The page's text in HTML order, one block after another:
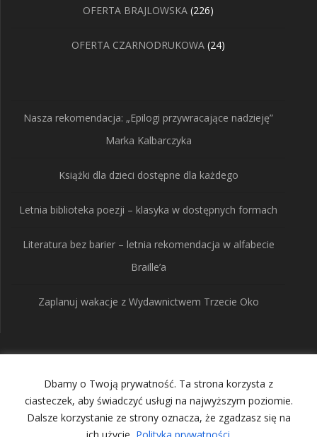
Dbamy o Twoją prywatność. Ta strona korzysta z
ciasteczek, aby świadczyć usługi na najwyższym poziomie.
Dalsze korzystanie ze strony oznacza, że zgadzasz się na
ich użycie. Polityka prywatności
OFERTA BRAJLOWSKA 226226
OFERTA CZARNODRUKOWA 2424
Nasza rekomendacja: „Epilogi przywracające nadzieję”
Marka Kalbarczyka
Książki dla dzieci dostępne dla każdego
Letnia biblioteka poezji – klasyka w dostępnych formach
Literatura bez barier – letnia rekomendacja w alfabecie
Braille’a
Zaplanuj wakacje z Wydawnictwem Trzecie Oko
Wydawnictwo Trzecie
Oko